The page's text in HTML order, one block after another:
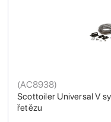
Scottoiler Universal V
řetězu
(AC8938)